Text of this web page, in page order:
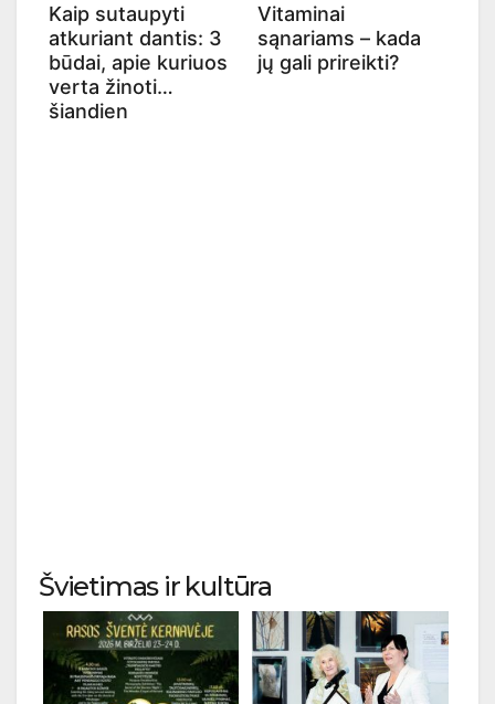
Kaip sutaupyti
atkuriant dantis: 3
būdai, apie kuriuos
verta žinoti
šiandien
Vitaminai
sąnariams – kada
jų gali prireikti?
Švietimas ir kultūra